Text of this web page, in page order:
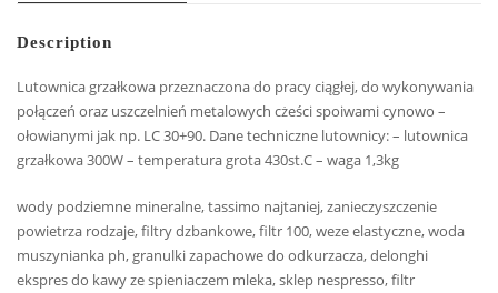
Description
Lutownica grzałkowa przeznaczona do pracy ciągłej, do wykonywania
połączeń oraz uszczelnień metalowych cżeści spoiwami cynowo –
ołowianymi jak np. LC 30+90. Dane techniczne lutownicy: – lutownica
grzałkowa 300W – temperatura grota 430st.C – waga 1,3kg
wody podziemne mineralne, tassimo najtaniej, zanieczyszczenie
powietrza rodzaje, filtry dzbankowe, filtr 100, weze elastyczne, woda
muszynianka ph, granulki zapachowe do odkurzacza, delonghi
ekspres do kawy ze spieniaczem mleka, sklep nespresso, filtr